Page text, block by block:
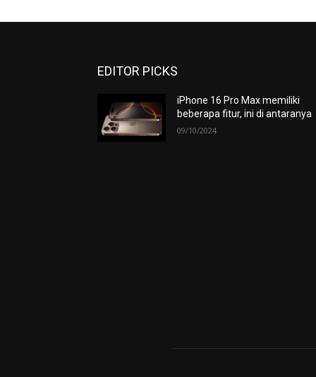
EDITOR PICKS
iPhone 16 Pro Max memiliki
beberapa fitur, ini di antaranya
09/10/2024